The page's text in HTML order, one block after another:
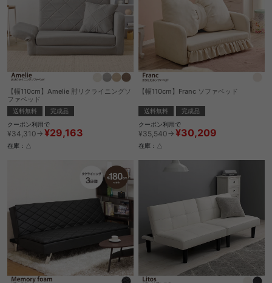
【幅110cm】Amelie 肘リクライニングソ
ファベッド
送料無料
完成品
クーポン利用で
¥34,310→ ¥29,163
在庫：△
【幅110cm】Franc ソファベッド
送料無料
完成品
クーポン利用で
¥35,540→ ¥30,209
在庫：△